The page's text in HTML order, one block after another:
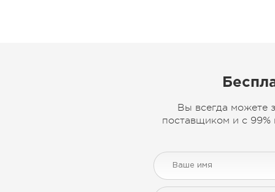
Вы всегда можете
поставщиком и с 99%